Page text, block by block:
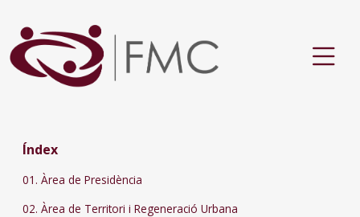
Índex
01. Àrea de Presidència
02. Àrea de Territori i Regeneració Urbana